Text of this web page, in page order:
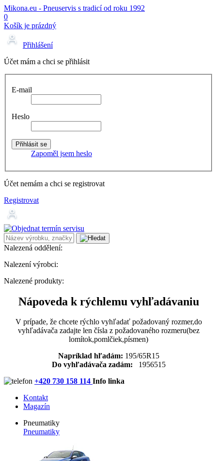
Mikona.eu - Pneuservis s tradicí od roku 1992
0
Košík je prázdný
Přihlášení
Účet mám a chci se přihlásit
E-mail
Heslo
Zapoměl jsem heslo
Účet nemám a chci se registrovat
Registrovat
Nalezená oddělení:
Nalezení výrobci:
Nalezené produkty:
Nápoveda k rýchlemu vyhľadávaniu
V prípade, že chcete rýchlo vyhľadať požadovaný rozmer,do
vyhľadávača zadajte len čísla z požadovaného rozmeru(bez
lomítok,pomlčiek,písmen)
Napríklad hľadám: 195/65R15
Do vyhľadávača zadám: 1956515
+420 730 158 114 Info linka
Kontakt
Magazín
Pneumatiky
Pneumatiky